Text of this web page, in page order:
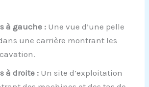
à gauche : Une vue d’une pelle
une carrière montrant les
à droite : Un site d’exploitation